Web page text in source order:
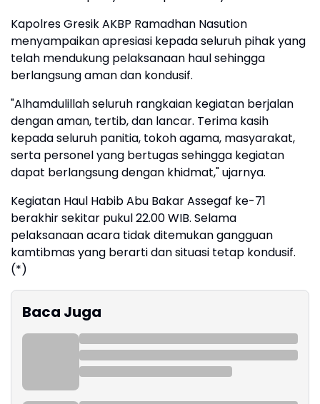
Kapolres Gresik AKBP Ramadhan Nasution
menyampaikan apresiasi kepada seluruh pihak yang
telah mendukung pelaksanaan haul sehingga
berlangsung aman dan kondusif.
"Alhamdulillah seluruh rangkaian kegiatan berjalan
dengan aman, tertib, dan lancar. Terima kasih
kepada seluruh panitia, tokoh agama, masyarakat,
serta personel yang bertugas sehingga kegiatan
dapat berlangsung dengan khidmat," ujarnya.
Kegiatan Haul Habib Abu Bakar Assegaf ke-71
berakhir sekitar pukul 22.00 WIB. Selama
pelaksanaan acara tidak ditemukan gangguan
kamtibmas yang berarti dan situasi tetap kondusif.
(*)
Baca Juga